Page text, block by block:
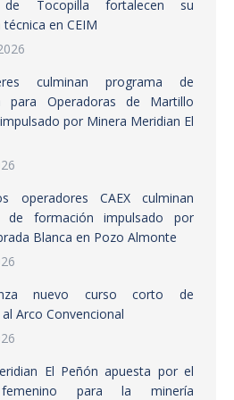
de Tocopilla fortalecen su
en CEIM
culminan programa de
para Operadoras de Martillo
por Minera Meridian El
operadores CAEX culminan
de formación impulsado por
Blanca en Pozo Almonte
nuevo curso corto de
Arco Convencional
El Peñón apuesta por el
para la minería